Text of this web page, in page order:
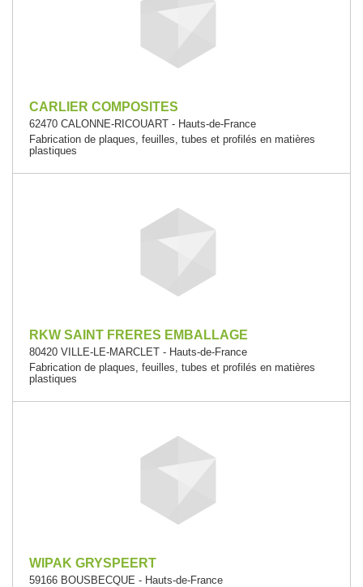
CARLIER COMPOSITES
62470 CALONNE-RICOUART - Hauts-de-France
Fabrication de plaques, feuilles, tubes et profilés en matières
plastiques
RKW SAINT FRERES EMBALLAGE
80420 VILLE-LE-MARCLET - Hauts-de-France
Fabrication de plaques, feuilles, tubes et profilés en matières
plastiques
WIPAK GRYSPEERT
59166 BOUSBECQUE - Hauts-de-France